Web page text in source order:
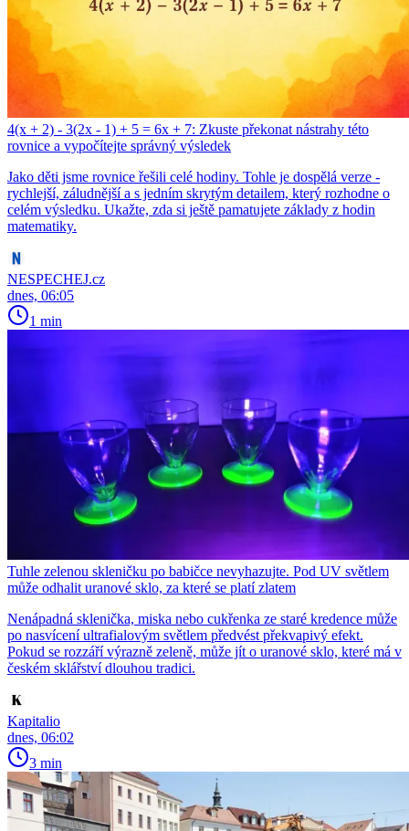
4(x + 2) - 3(2x - 1) + 5 = 6x + 7: Zkuste překonat nástrahy této
rovnice a vypočítejte správný výsledek
Jako děti jsme rovnice řešili celé hodiny. Tohle je dospělá verze -
rychlejší, záludnější a s jedním skrytým detailem, který rozhodne o
celém výsledku. Ukažte, zda si ještě pamatujete základy z hodin
matematiky.
NESPECHEJ.cz
dnes, 06:05
1 min
Tuhle zelenou skleničku po babičce nevyhazujte. Pod UV světlem
může odhalit uranové sklo, za které se platí zlatem
Nenápadná sklenička, miska nebo cukřenka ze staré kredence může
po nasvícení ultrafialovým světlem předvést překvapivý efekt.
Pokud se rozzáří výrazně zeleně, může jít o uranové sklo, které má v
českém sklářství dlouhou tradici.
Kapitalio
dnes, 06:02
3 min